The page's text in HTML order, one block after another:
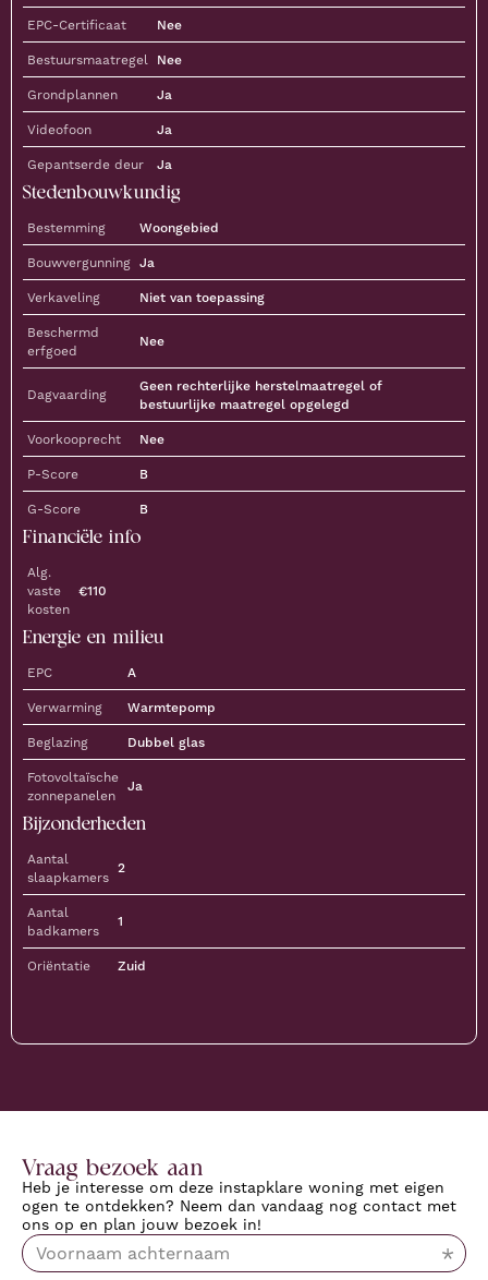
EPC-Certificaat Nee
Bestuursmaatregel Nee
Grondplannen Ja
Videofoon Ja
Gepantserde deur Ja
Stedenbouwkundig
Bestemming Woongebied
Bouwvergunning Ja
Verkaveling Niet van toepassing
Beschermd
erfgoed
Nee
Dagvaarding
Geen rechterlijke herstelmaatregel of
bestuurlijke maatregel opgelegd
Voorkooprecht Nee
P-Score B
G-Score B
Financiële info
Alg.
vaste
kosten
€110
Energie en milieu
EPC A
Verwarming Warmtepomp
Beglazing Dubbel glas
Fotovoltaïsche
zonnepanelen
Ja
Bijzonderheden
Aantal
slaapkamers
2
Aantal
badkamers
1
Oriëntatie Zuid
Download documenten
Vraag bezoek aan
Heb je interesse om deze instapklare woning met eigen
ogen te ontdekken? Neem dan vandaag nog contact met
ons op en plan jouw bezoek in!